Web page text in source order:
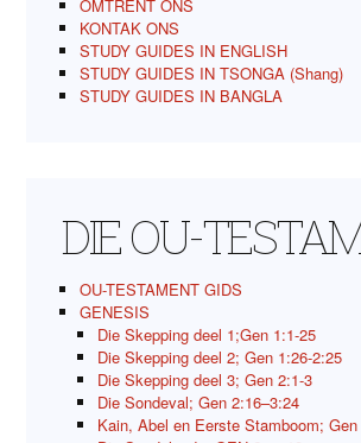
OMTRENT ONS
KONTAK ONS
STUDY GUIDES IN ENGLISH
STUDY GUIDES IN TSONGA (Shang)
STUDY GUIDES IN BANGLA
DIE OU-
OU-TESTAMENT GIDS
GENESIS
Die Skepping deel 1;Gen 1:1-25
Die Skepping deel 2; Gen 1:26-2:25
Die Skepping deel 3; Gen 2:1-3
Die Sondeval; Gen 2:16–3:24
Kain, Abel en Eerste Stamboom;